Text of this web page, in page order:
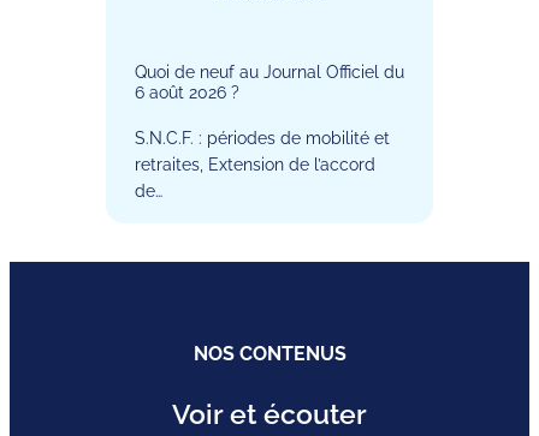
Quoi de neuf au Journal Officiel du
6 août 2026 ?
S.N.C.F. : périodes de mobilité et
retraites, Extension de l’accord
de…
NOS CONTENUS
Voir et écouter